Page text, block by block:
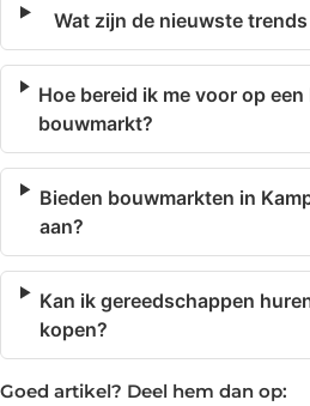
Wat zijn de nieuwste
Hoe bereid ik me voor op
bouwmarkt?
Bieden bouwmarkten in
aan?
Kan ik gereedschappen
kopen?
Goed artikel? Deel hem dan op: